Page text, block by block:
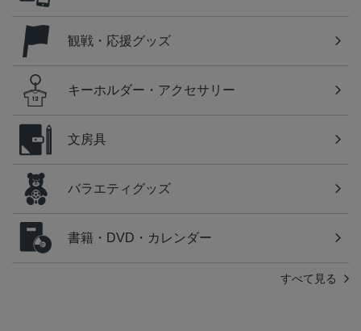
観戦・応援グッズ
キーホルダー・アクセサリー
文房具
バラエティグッズ
書籍・DVD・カレンダー
すべて見る